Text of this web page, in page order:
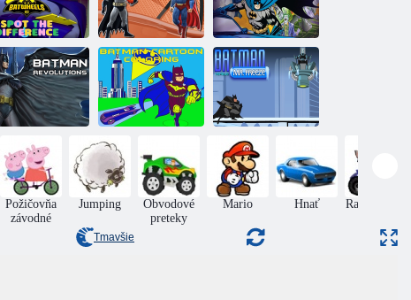
Batwheels:
Odhaľte rozdiely
Batman vs
Superman:
Basketbalový
turnaj
Batmanova
revolúcia
Omaľovánka
Batman: Toon
Batman vs
Mister Freeze
Požičovňa
závodné
Jumping
Obvodové
preteky
Mario Hnať Racing ATV
Tmavšie